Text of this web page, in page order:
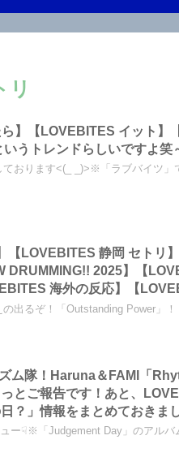
】【LOVEBITES イット】
いうトレンドらしいですよ
おります<(_ _)>※「ラブバイツ」
LOVEBITES 静岡 セトリ
DRUMMING!! 2025】【
海外の反応】【
、ダンケシェーン！ぜひ武
出るぞ！「Outstanding Power」
ム隊！Haruna＆FAMI「
とご報告です！あと、
？」情報をまとめておきま
ー☟※「Judgement Day」のアル